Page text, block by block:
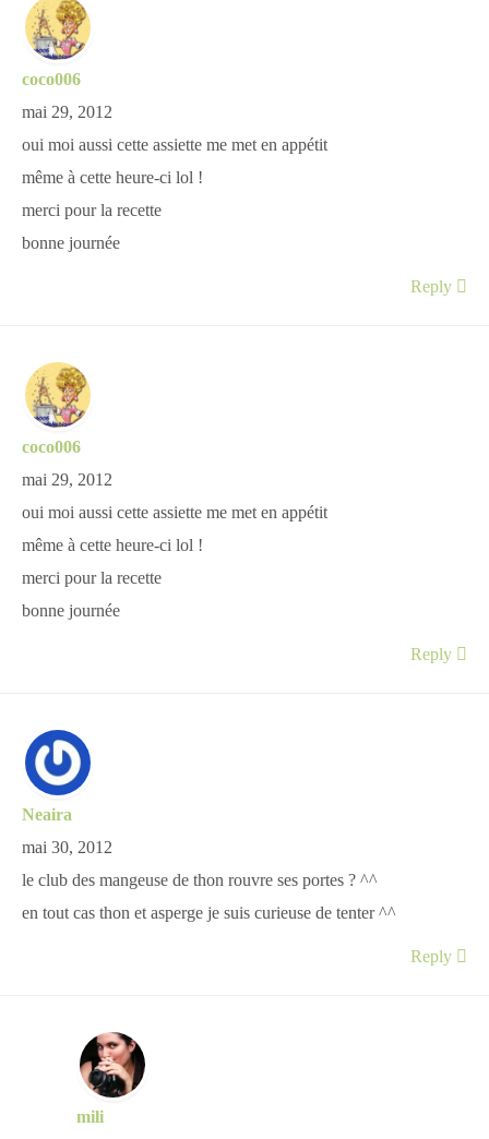
coco006
mai 29, 2012
oui moi aussi cette assiette me met en appétit
même à cette heure-ci lol !
merci pour la recette
bonne journée
Reply
coco006
mai 29, 2012
oui moi aussi cette assiette me met en appétit
même à cette heure-ci lol !
merci pour la recette
bonne journée
Reply
Neaira
mai 30, 2012
le club des mangeuse de thon rouvre ses portes ? ^^
en tout cas thon et asperge je suis curieuse de tenter ^^
Reply
mili